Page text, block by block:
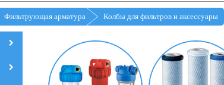
Фильтрующая арматура Колбы для фильтров и аксессуары